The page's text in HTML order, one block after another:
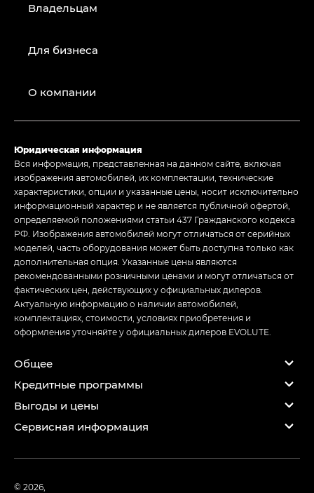
Владельцам
Для бизнеса
О компании
Юридическая информация
Вся информация, представленная на данном сайте, включая
изображения автомобилей, их комплектации, технические
характеристики, опции и указанные цены, носит исключительно
информационный характер и не является публичной офертой,
определяемой положениями статьи 437 Гражданского кодекса
РФ. Изображения автомобилей могут отличаться от серийных
моделей, часть оборудования может быть доступна только как
дополнительная опция. Указанные цены являются
рекомендованными розничными ценами и могут отличаться от
фактических цен, действующих у официальных дилеров.
Актуальную информацию о наличии автомобилей,
комплектациях, стоимости, условиях приобретения и
оформления уточняйте у официальных дилеров EVOLUTE.
Общее
Кредитные программы
Выгоды и цены
Сервисная информация
© 2026,